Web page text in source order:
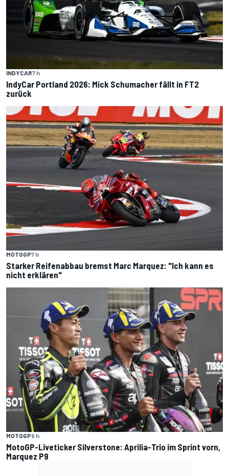
INDYCAR7 h
IndyCar Portland 2026: Mick Schumacher fällt in FT2
zurück
MOTOGP7 h
Starker Reifenabbau bremst Marc Marquez: "Ich kann es
nicht erklären"
MOTOGP9 h
MotoGP-Liveticker Silverstone: Aprilia-Trio im Sprint vorn,
Marquez P9